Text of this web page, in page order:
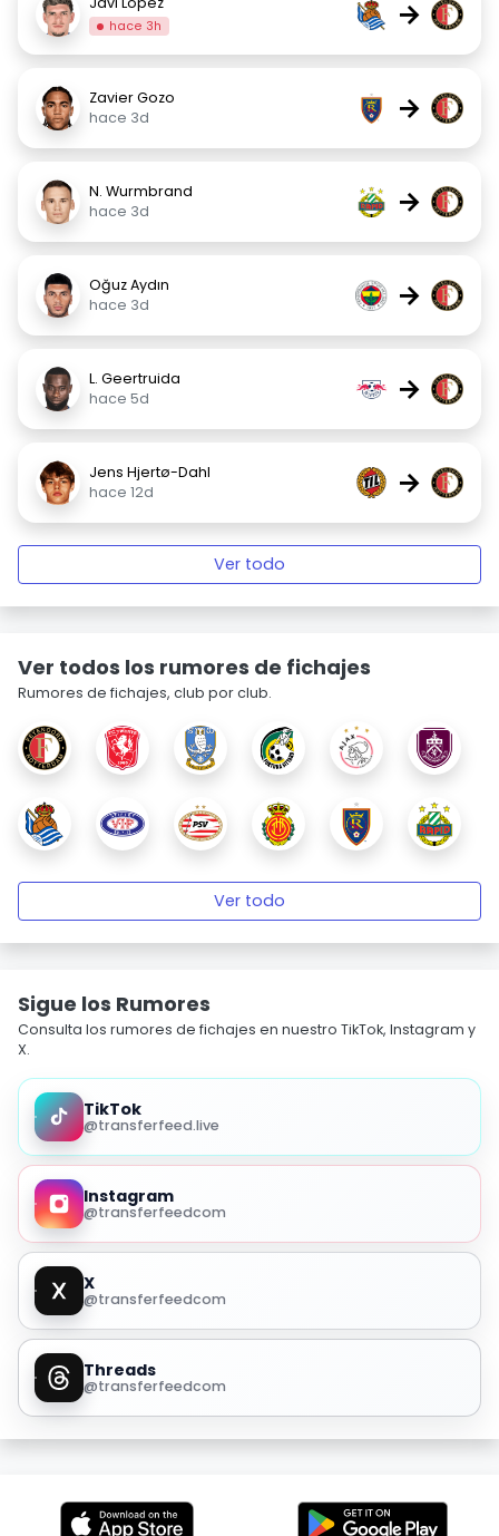
hace 3h →
Zavier Gozo
hace 3d
→
N. Wurmbrand
hace 3d
→
Oğuz Aydın
hace 3d
→
L. Geertruida
hace 5d
→
Jens Hjertø-Dahl
hace 12d
→
Ver todo
Ver todos los rumores de fichajes
Rumores de fichajes, club por club.
Ver todo
Sigue los Rumores
Consulta los rumores de fichajes en nuestro TikTok, Instagram y
X.
TikTok
@transferfeed.live
Instagram
@transferfeedcom
X
@transferfeedcom
Threads
@transferfeedcom